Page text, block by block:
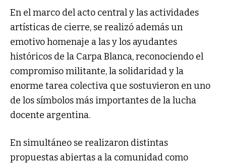
En el marco del acto central y las actividades
artísticas de cierre, se realizó además un
emotivo homenaje a las y los ayudantes
históricos de la Carpa Blanca, reconociendo el
compromiso militante, la solidaridad y la
enorme tarea colectiva que sostuvieron en uno
de los símbolos más importantes de la lucha
docente argentina.
En simultáneo se realizaron distintas
propuestas abiertas a la comunidad como